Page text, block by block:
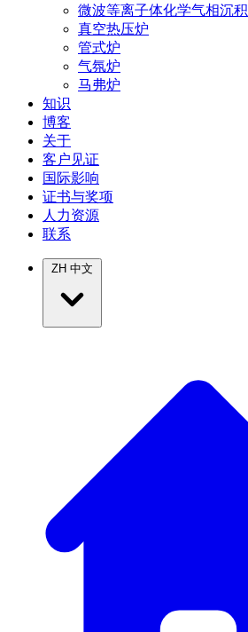
微波等离子体化学气相沉积
真空热压炉
管式炉
气氛炉
马弗炉
知识
博客
关于
客户见证
国际影响
证书与奖项
人力资源
联系
ZH 中文